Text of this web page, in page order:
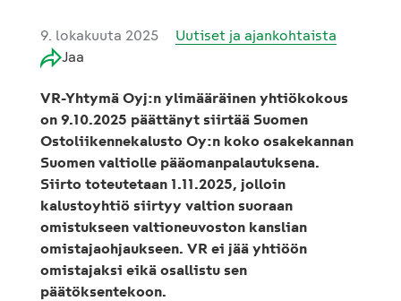
9. lokakuuta 2025
Uutiset ja ajankohtaista
Jaa
VR-Yhtymä Oyj:n ylimääräinen yhtiökokous
on 9.10.2025 päättänyt siirtää Suomen
Ostoliikennekalusto Oy:n koko osakekannan
Suomen valtiolle pääomanpalautuksena.
Siirto toteutetaan 1.11.2025, jolloin
kalustoyhtiö siirtyy valtion suoraan
omistukseen valtioneuvoston kanslian
omistajaohjaukseen. VR ei jää yhtiöön
omistajaksi eikä osallistu sen
päätöksentekoon.